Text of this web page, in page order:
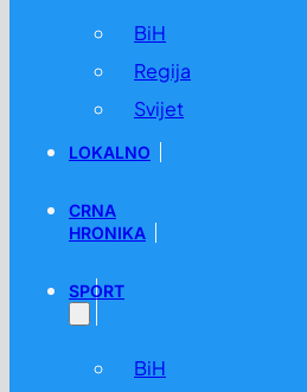
BiH
Regija
Svijet
LOKALNO
CRNA
HRONIKA
SPORT
BiH